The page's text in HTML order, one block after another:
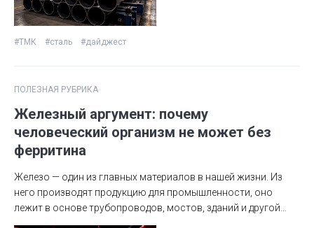
#ТМК #сталь #дайджест
ПОЛЕЗНАЯ РУБРИКА
Железный аргумент: почему
человеческий организм не может без
ферритина
Железо — один из главных материалов в нашей жизни. Из
него производят продукцию для промышленности, оно
лежит в основе трубопроводов, мостов, зданий и другой
инфраструктуры. Без него невозможно представить